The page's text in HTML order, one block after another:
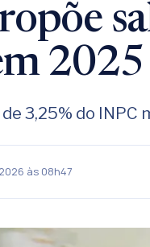
2025
3,25% do INPC
às 08h47